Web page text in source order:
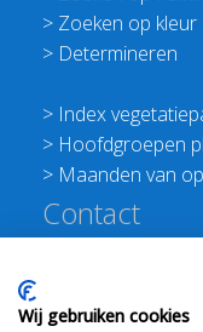
> Zoeken op kleur
> Determineren
> Index
> Hoofdgroepen
> Maanden van
Contact
E:
Wij gebruiken cookies